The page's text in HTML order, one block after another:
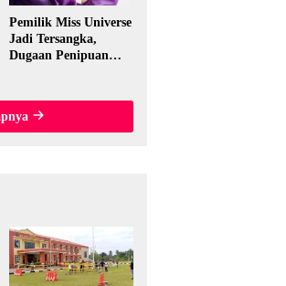
Pemilik Miss Universe
Jadi Tersangka,
Dugaan Penipuan
Thailand